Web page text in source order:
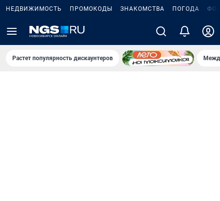
НЕДВИЖИМОСТЬ ПРОМОКОДЫ ЗНАКОМСТВА ПОГОДА
Растет популярность дискаунтеров